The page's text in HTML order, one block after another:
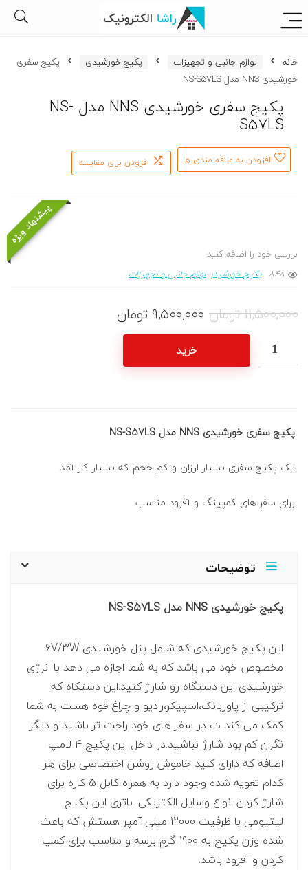
خانه لوازم جانبی و تجهیزات پکیج خورشیدی
پکیج سفری
خورشیدی NNS مدل NS-S57LS
پکیج سفری خورشیدی NNS مدل NS-
S57LS
افزودن به علاقه مندی ها افزودن برای مقایسه
پیشنهاد ویژه
بررسی خود را اضافه کنید
848 پکیج خورشیدی لوازم جانبی و تجهیزات
۱۱,۵۰۰,۰۰۰تومان ۹,۵۰۰,۰۰۰ تومان
خرید
پکیج سفری خورشیدی NNS مدل NS-S57LS
یک پکیج سفری بسیار ارزان و کم حجم که بسیار کار آمد
برای سفر های کمپینگ و آفرود مناسب
توضیحات
پکیج خورشیدی NNS مدل NS-S57LS
این پکیج خورشیدی که شامل پنل خورشیدی 6V/3W
مخصوص خود می باشد که به شما اجازه می دهد با انرژی
خورشیدی این دستگاه رو شارژ کنید.این دستکاه که
ترکیبی از پاوربانک،اسپیکر،رادیو و چراغ قوه هست به شما
کمک می کند ت در سفر های خود راحت تر باشید و دیگر
نگران کم بود شارژ نباشید.در داخل این پکیج 4 لامپ
اضافه که دارای کلید خاموش روشن اختصاصی برای هر
کدام تعویه شده وجود دارد به همراه کابل 5 کاره برای
شارژ کردن انواع وسایل الکتریکی. باتری این پکیج
لیتیومی با ظرفیت 12000 میلی آمپر هستش که باعث
شده وزن پکیج به 1900 گرم برسه و مناسب برای کمپ
کردن و آفرود باشد.